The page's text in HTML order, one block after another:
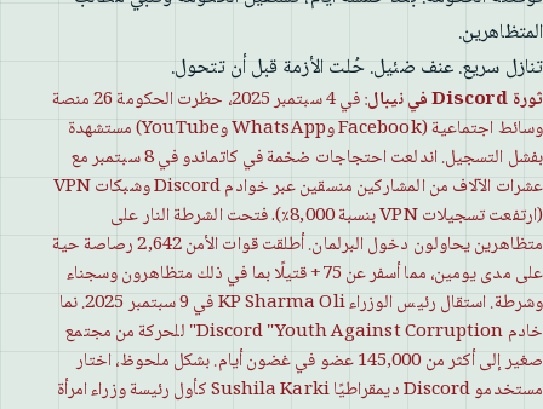
المتظاهرين.
تنازل سريع. عنف ضئيل. حُلت الأزمة قبل أن تتحول.
ثورة Discord في نيبال
: في 4 سبتمبر 2025، حظرت الحكومة 26 منصة
وسائط اجتماعية (Facebook وWhatsApp وYouTube) مستشهدة
بفشل التسجيل. اندلعت احتجاجات ضخمة في كاتماندو في 8 سبتمبر مع
عشرات الآلاف من المشاركين منسقين عبر خوادم Discord وشبكات VPN
(ارتفعت تسجيلات VPN بنسبة 8,000٪). فتحت الشرطة النار على
متظاهرين يحاولون دخول البرلمان. أطلقت قوات الأمن 2,642 رصاصة حية
على مدى يومين، مما أسفر عن 75+ قتيلًا بما في ذلك متظاهرون وسجناء
وشرطة. استقال رئيس الوزراء KP Sharma Oli في 9 سبتمبر 2025. نما
خادم Discord "Youth Against Corruption" للحركة من مجتمع
صغير إلى أكثر من 145,000 عضو في غضون أيام. بشكل ملحوظ، اختار
مستخدمو Discord ديمقراطيًا Sushila Karki كأول رئيسة وزراء امرأة